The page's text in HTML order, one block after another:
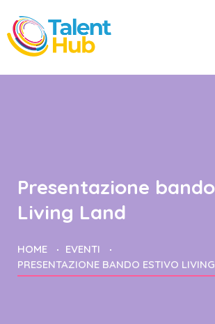
Presentazione
Living Land
HOME
EVENTI
PRESENTAZIONE BANDO ESTIVO